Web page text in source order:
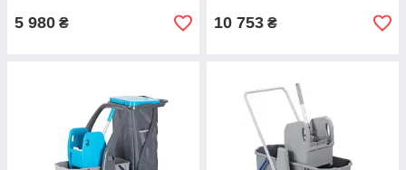
5 980 ₴ 10 753 ₴